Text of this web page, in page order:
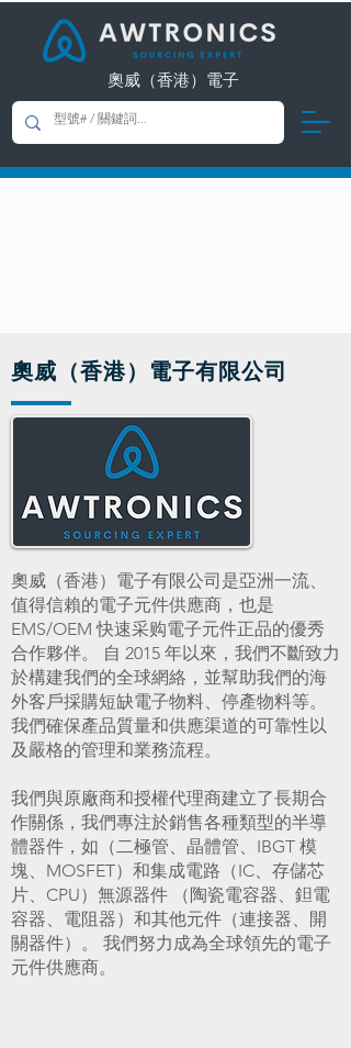
奧威（香港）電子
奧威（香港）電子有限公司
奧威（香港）電子有限公司是亞洲一流、
值得信賴的電子元件供應商，也是
EMS/OEM 快速采购電子元件正品的優秀
合作夥伴。 自 2015 年以來，我們不斷致力
於構建我們的全球網絡，並幫助我們的海
外客戶採購短缺電子物料、停產物料等。
我們確保產品質量和供應渠道的可靠性以
及嚴格的管理和業務流程。
我們與原廠商和授權代理商建立了長期合
作關係，我們專注於銷售各種類型的半導
體器件，如（二極管、晶體管、IBGT 模
塊、MOSFET）和集成電路（IC、存儲芯
片、CPU）無源器件 （陶瓷電容器、鉭電
容器、電阻器）和其他元件（連接器、開
關器件）。 我們努力成為全球領先的電子
元件供應商。